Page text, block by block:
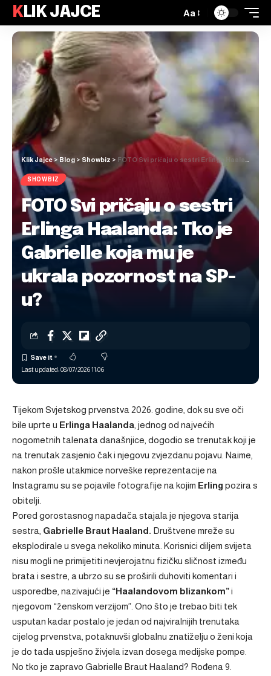
KLIK JAJCE Aa
Klik Jajce> Blog > Showbiz > FOTO Svi pričaju o sestri Erlinga Haalanda: Tko je Gabrielle koja mu je ukrala pozornost na SP-u?
SHOWBIZ
FOTO Svi pričaju o sestri
Erlinga Haalanda: Tko je
Gabrielle koja mu je
ukrala pozornost na SP-
u?
Last updated: 08/07/2026 11:06
Tijekom Svjetskog prvenstva 2026. godine, dok su sve oči
bile uprte u Erlinga Haalanda , jednog od najvećih
nogometnih talenata današnjice, dogodio se trenutak koji je
na trenutak zasjenio čak i njegovu zvjezdanu pojavu. Naime,
nakon prošle utakmice norveške reprezentacije na
Instagramu su se pojavile fotografije na kojim Erling pozira s
obitelji.
Pored gorostasnog napadača stajala je njegova starija
sestra, Gabrielle Braut Haaland. Društvene mreže su
eksplodirale u svega nekoliko minuta. Korisnici diljem svijeta
nisu mogli ne primijetiti nevjerojatnu fizičku sličnost između
brata i sestre, a ubrzo su se proširili duhoviti komentari i
usporedbe, nazivajući je “Haalandovom blizankom”i
njegovom “ženskom verzijom”. Ono što je trebao biti tek
usputan kadar postalo je jedan od najviralnijih trenutaka
cijelog prvenstva, potaknuvši globalnu znatiželju o ženi koja
je do tada uspješno živjela izvan dosega medijske pompe.
No tko je zapravo Gabrielle Braut Haaland? Rođena 9.